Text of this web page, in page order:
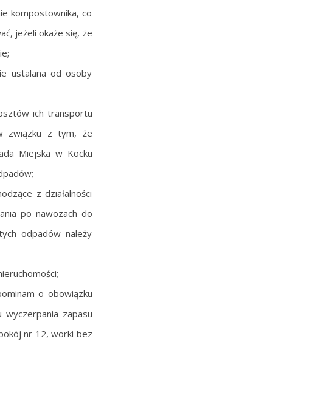
kompostownika, co
jeżeli okaże się, że
ustalana od osoby
ich transportu
związku z tym, że
Miejska w Kocku
z działalności
po nawozach do
odpadów należy
o obowiązku
zapasu
nr 12, worki bez